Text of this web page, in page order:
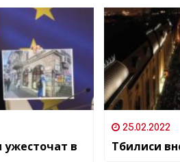
в
25.02.2022
Тбилиси